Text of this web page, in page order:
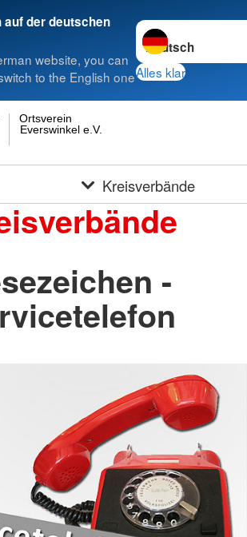
der deutschen
website, you can
to the English one
Sprache wechseln
Alles klar
Everswinkel e.V.
Ortsverein
Kreisverbände
-